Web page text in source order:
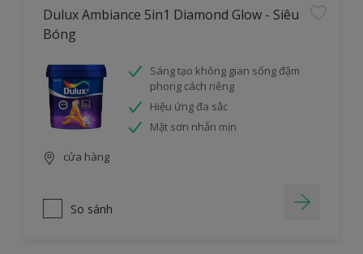
Dulux Ambiance 5in1 Diamond Glow - Siêu
Bóng
Sáng tạo không gian sống đậm
phong cách riêng
Hiệu ứng đa sắc
Mặt sơn nhẵn mịn
cửa hàng
So sánh